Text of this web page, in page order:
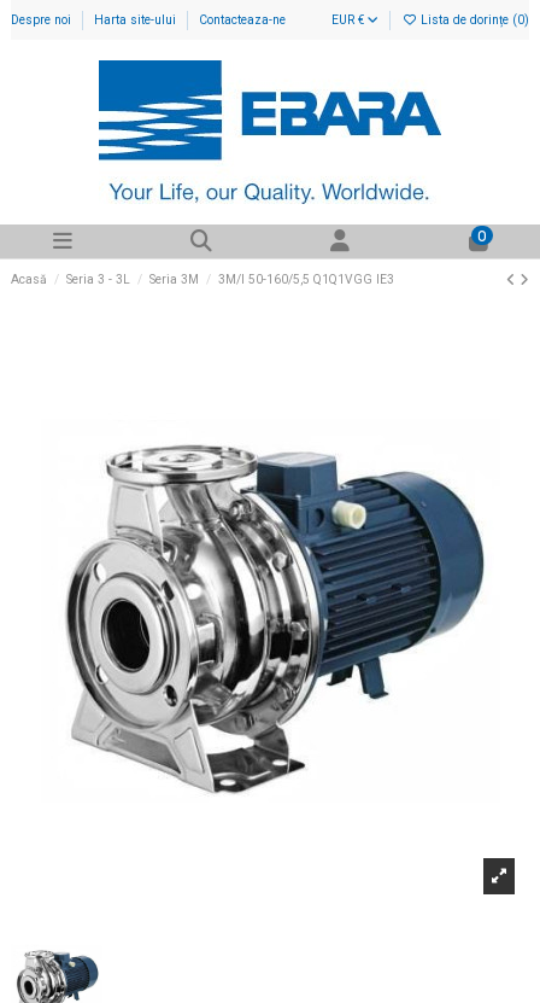
Despre noi Harta site-ului Contacteaza-ne EUR € Lista de dorințe (0)
0
Acasă Seria 3 - 3L Seria 3M 3M/I 50-160/5,5 Q1Q1VGG IE3